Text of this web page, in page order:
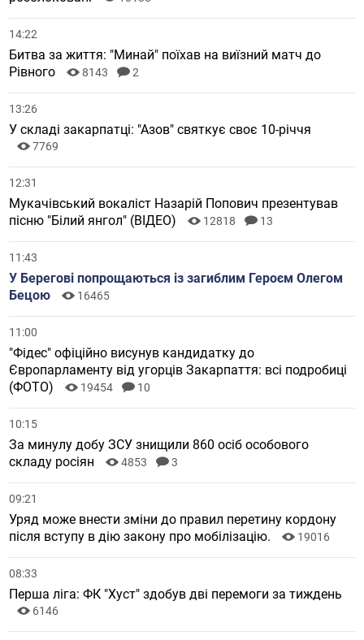
14:22
Битва за життя: "Минай" поїхав на виїзний матч до
Рівного
8143 2
13:26
У складі закарпатці: "Азов" святкує своє 10-річчя
7769
12:31
Мукачівський вокаліст Назарій Попович презентував
пісню "Білий янгол" (ВІДЕО)
12818 13
11:43
У Берегові попрощаються із загиблим Героєм Олегом
Бецою
16465
11:00
"Фідес" офіційно висунув кандидатку до
Європарламенту від угорців Закарпаття: всі подробиці
(ФОТО)
19454 10
10:15
За минулу добу ЗСУ знищили 860 осіб особового
складу росіян
4853 3
09:21
Уряд може внести зміни до правил перетину кордону
після вступу в дію закону про мобілізацію.
19016
08:33
Перша ліга: ФК "Хуст" здобув дві перемоги за тиждень
6146